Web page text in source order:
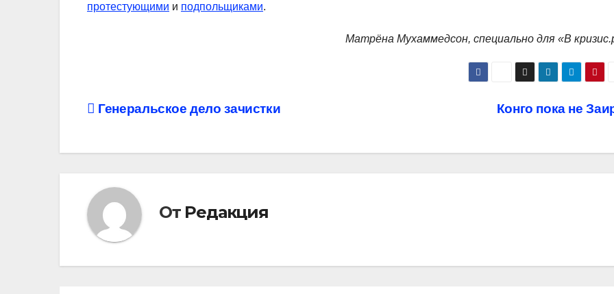
протестующими и подпольщиками.
Матрёна Мухаммедсон, специально для «В
Навигация
Конго пока не
Генеральское дело зачистки
От Редакция